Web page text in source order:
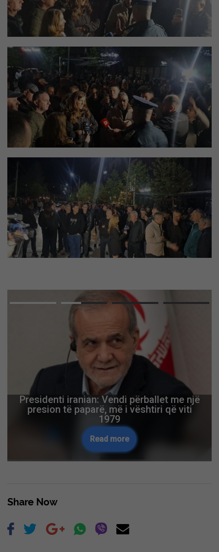
Presidenti iranian: Vendi përballet me një
presion të paparë, më i vështiri që viti
1979
Read more
Share Now